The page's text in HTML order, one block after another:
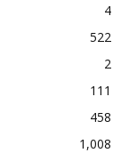
4
522
2
111
458
1,008